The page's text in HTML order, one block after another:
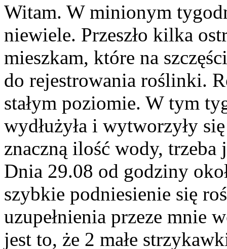
Witam. W minionym
niewiele. Przeszło kilka
mieszkam, które na
do rejestrowania roślinki.
stałym poziomie. W tym
wydłużyła i wytworzyły
znaczną ilość wody, trzeba
Dnia 29.08 od godziny
szybkie podniesienie się
uzupełnienia przeze mnie
jest to, że 2 małe